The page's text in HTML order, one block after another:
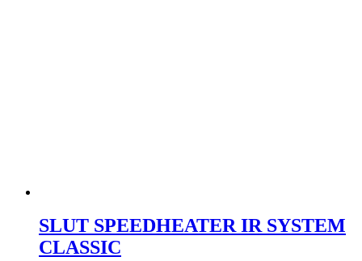
SLUT SPEEDHEATER IR SYSTEM
CLASSIC